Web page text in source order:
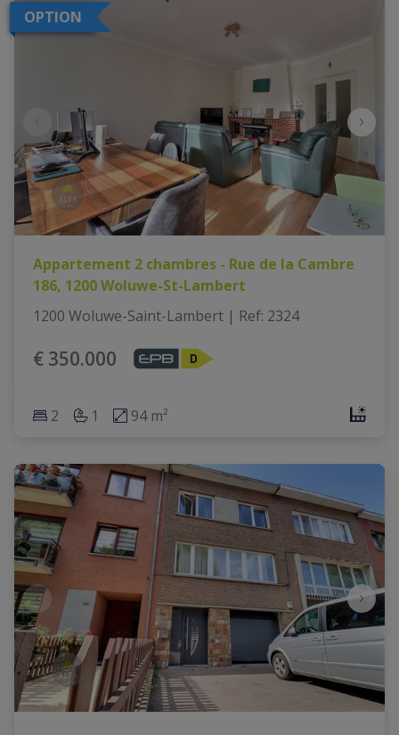
OPTION
Appartement 2 chambres - Rue de la Cambre
186, 1200 Woluwe-St-Lambert
1200 Woluwe-Saint-Lambert | Ref: 2324
€ 350.000
2 1 94 m²